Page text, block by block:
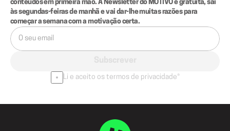
conteúdos em primeira mão. A Newsletter do MOTIVO é gratuita, sai
às segundas-feiras de manhã e vai dar-lhe muitas razões para
começar a semana com a motivação certa.
Li e aceito os termos de privacidade*